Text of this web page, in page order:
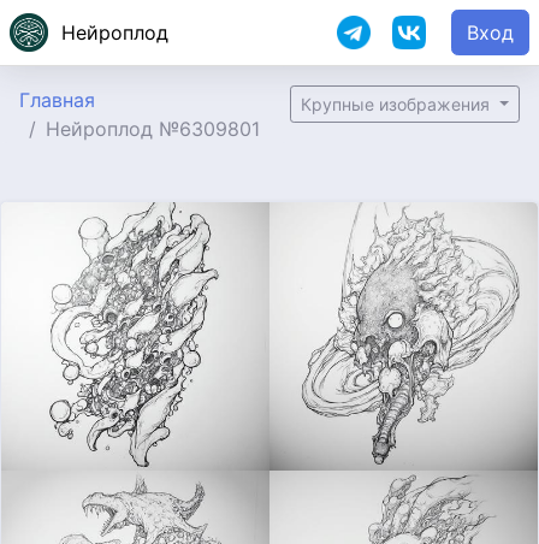
Нейроплод Вход
Главная
Нейроплод №6309801
Крупные изображения